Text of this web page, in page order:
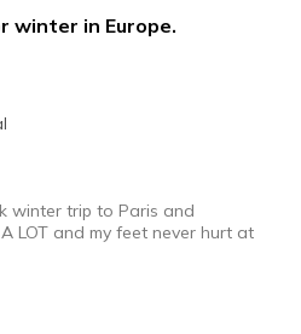
winter in Europe.
winter trip to Paris and
LOT and my feet never hurt at